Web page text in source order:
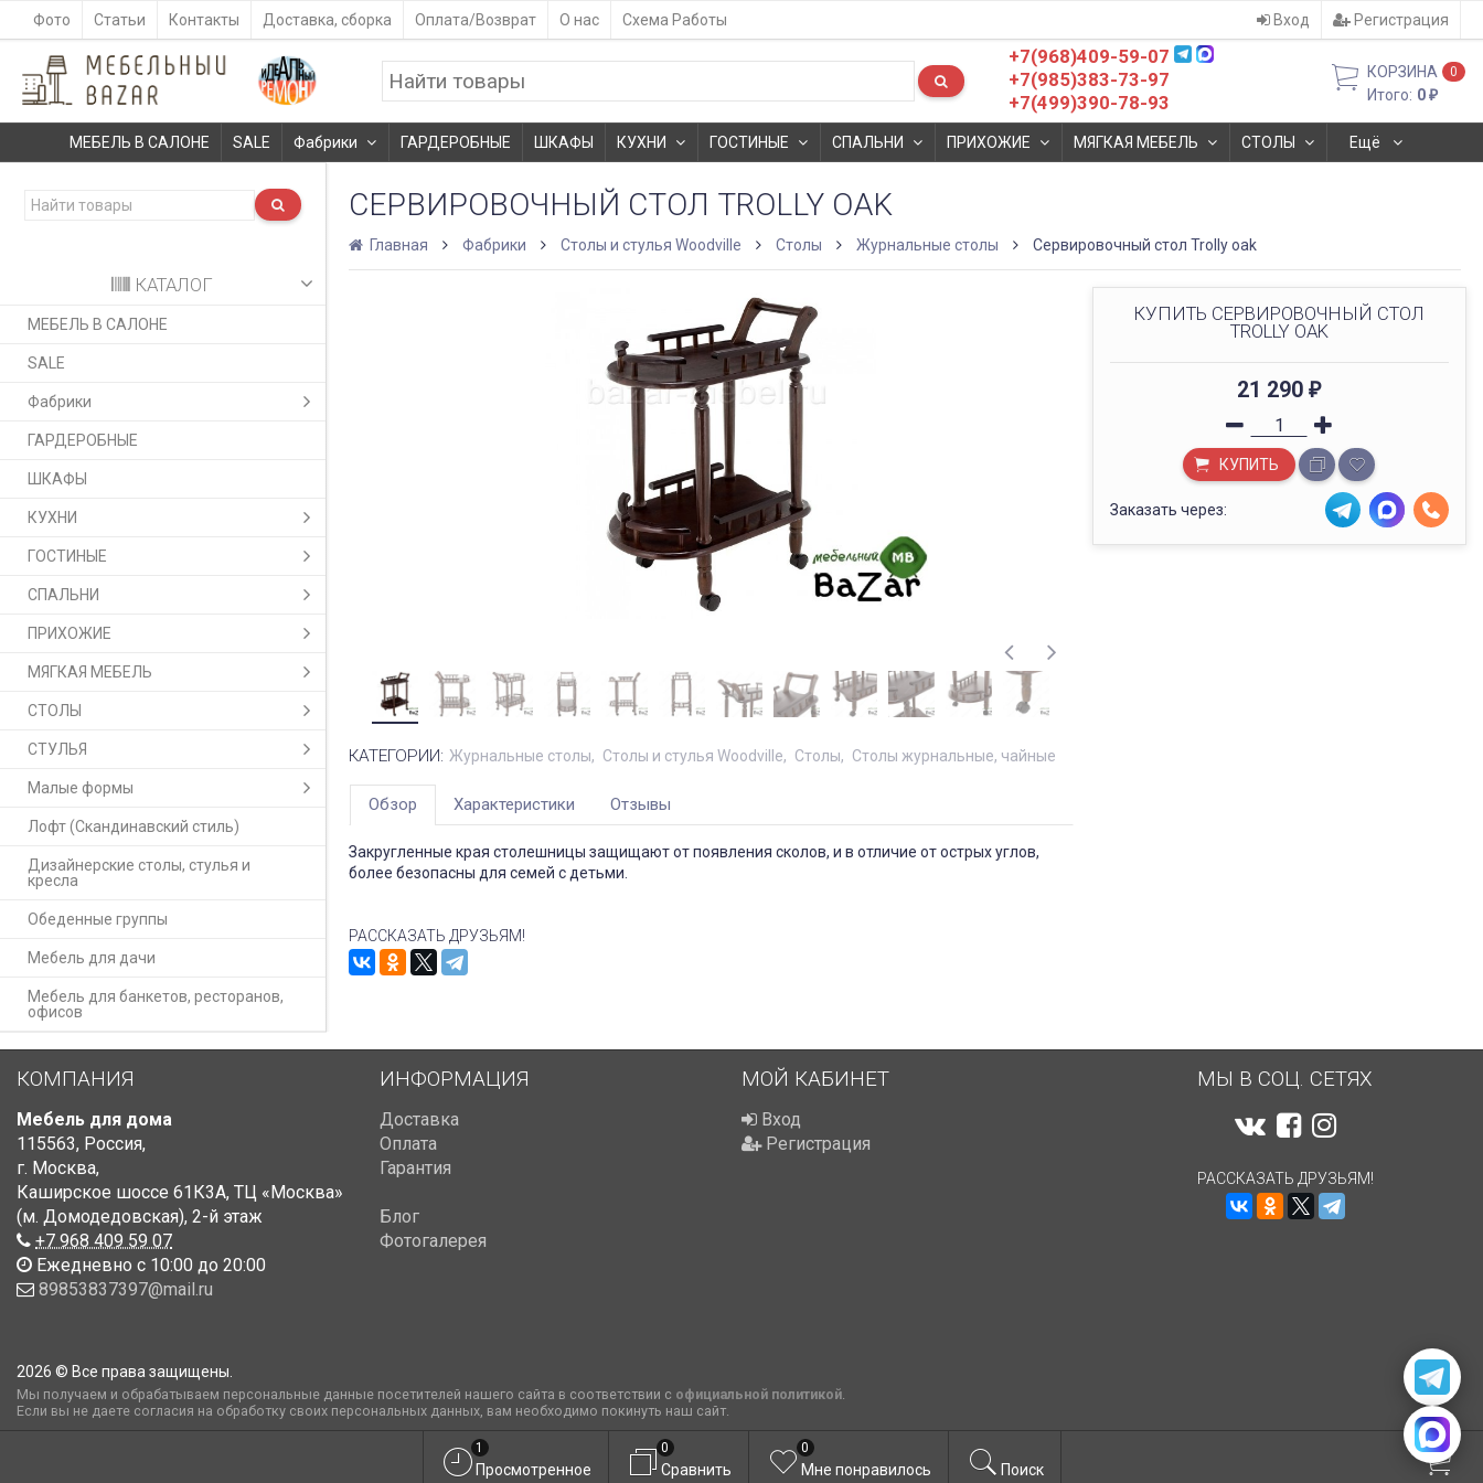
Фото Статьи Контакты Доставка, сборка Оплата/Возврат О нас Схема Работы Вход Регистрация
+7(968)409-59-07
+7(985)383-73-97
+7(499)390-78-93
КОРЗИНА 0
Итого: 0₽
МЕБЕЛЬ В САЛОНЕ SALE Фабрики ГАРДЕРОБНЫЕ ШКАФЫ КУХНИ ГОСТИНЫЕ СПАЛЬНИ ПРИХОЖИЕ МЯГКАЯ МЕБЕЛЬ СТОЛЫ Ещё
КАТАЛОГ
МЕБЕЛЬ В САЛОНЕ
SALE
Фабрики
ГАРДЕРОБНЫЕ
ШКАФЫ
КУХНИ
ГОСТИНЫЕ
СПАЛЬНИ
ПРИХОЖИЕ
МЯГКАЯ МЕБЕЛЬ
СТОЛЫ
СТУЛЬЯ
Малые формы
Лофт (Скандинавский стиль)
Дизайнерские столы, стулья и
кресла
Обеденные группы
Мебель для дачи
Мебель для банкетов, ресторанов,
офисов
CЕРВИРОВОЧНЫЙ СТОЛ TROLLY OAK
Главная Фабрики Столы и стулья Woodville Столы Журнальные столы Cервировочный стол Trolly oak
КУПИТЬ CЕРВИРОВОЧНЫЙ СТОЛ
TROLLY OAK
21 290₽
КУПИТЬ
Заказать через:
КАТЕГОРИИ: Журнальные столы Столы и стулья Woodville Столы Столы журнальные, чайные
Обзор Характеристики Отзывы
Закругленные края столешницы защищают от появления сколов, и в отличие от острых углов,
более безопасны для семей с детьми.
РАССКАЗАТЬ ДРУЗЬЯМ!
КОМПАНИЯ
Мебель для дома
115563, Россия,
г. Москва,
Каширское шоссе 61К3А, ТЦ «Москва»
(м. Домодедовская), 2-й этаж
+7 968 409 59 07
Ежедневно с 10:00 до 20:00
89853837397@mail.ru
ИНФОРМАЦИЯ
Доставка
Оплата
Гарантия
Блог
Фотогалерея
МОЙ КАБИНЕТ
Вход
Регистрация
МЫ В СОЦ. СЕТЯХ
РАССКАЗАТЬ ДРУЗЬЯМ!
2026 © Все права защищены.
Мы получаем и обрабатываем персональные данные посетителей нашего сайта в соответствии с официальной политикой.
Если вы не даете согласия на обработку своих персональных данных, вам необходимо покинуть наш сайт.
Просмотренное
1
Сравнить
0
Мне понравилось
0
Поиск